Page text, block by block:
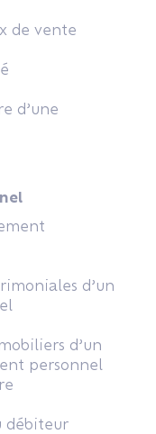
de vente
d’une
d’un
d’un
personnel
débiteur